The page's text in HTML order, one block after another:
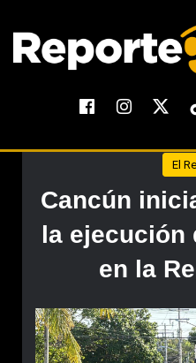
El
Cancún
la ejecución
en la